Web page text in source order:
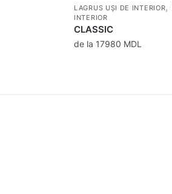
LAGRUS UȘI DE INTERIOR,
INTERIOR
CLASSIC
de la 17980 MDL